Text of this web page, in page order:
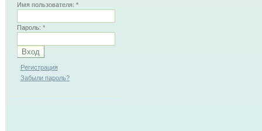
Имя пользователя: *
Пароль: *
Регистрация
Забыли пароль?